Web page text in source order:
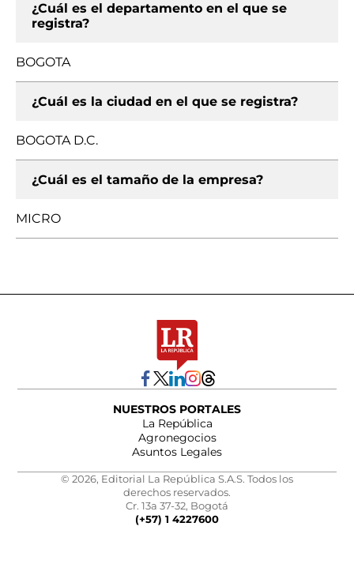
¿Cuál es el departamento en el que se
registra?
BOGOTA
¿Cuál es la ciudad en el que se registra?
BOGOTA D.C.
¿Cuál es el tamaño de la empresa?
MICRO
NUESTROS PORTALES
La República
Agronegocios
Asuntos Legales
© 2026, Editorial La República S.A.S. Todos los
derechos reservados.
Cr. 13a 37-32, Bogotá
(+57) 1 4227600